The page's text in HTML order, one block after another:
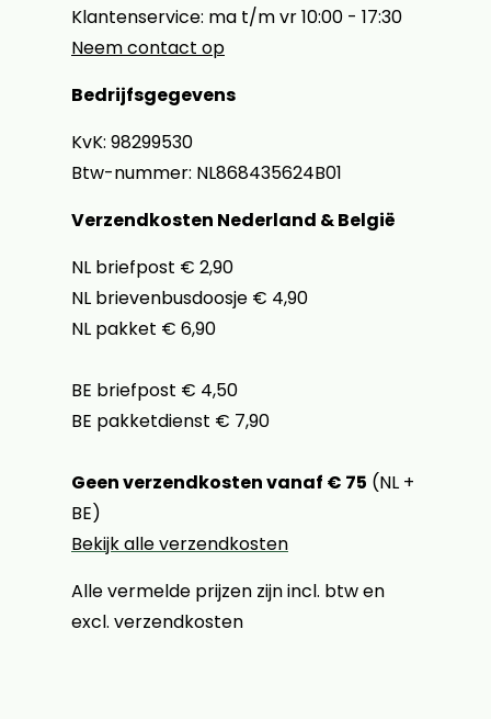
Klantenservice: ma t/m vr 10:00 - 17:30
Neem contact op
Bedrijfsgegevens
KvK: 98299530
Btw-nummer: NL868435624B01
Verzendkosten Nederland & België
NL briefpost € 2,90
NL brievenbusdoosje € 4,90
NL pakket € 6,90
BE briefpost € 4,50
BE pakketdienst € 7,90
Geen verzendkosten vanaf € 75 (NL +
BE)
Bekijk alle verzendkosten
Alle vermelde prijzen zijn incl. btw en
excl. verzendkosten